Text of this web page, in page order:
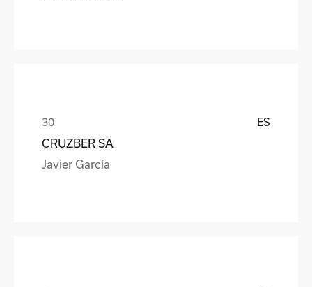
ES
CRUZBER SA
Javier García